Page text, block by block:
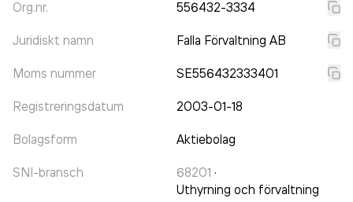
Org.nr. 556432-3334
Juridiskt namn Falla Förvaltning AB
Moms nummer SE556432333401
Registreringsdatum 2003-01-18
Bolagsform Aktiebolag
SNI-bransch 68201 ·
Uthyrning och förvaltning